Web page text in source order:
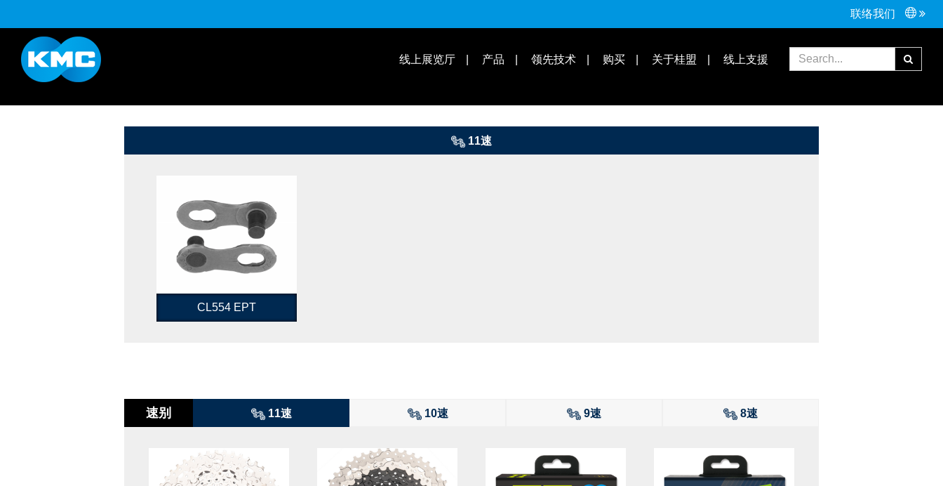
联络我们
线上支援
关于桂盟
购买
领先技术
产品
线上展览厅
K系列 HL半目系列 适用车款
YouTube 操作教学 | 知识库 常见问题 合作伙伴
11速
CL554 EPT
速别 11速 10速 9速 8速